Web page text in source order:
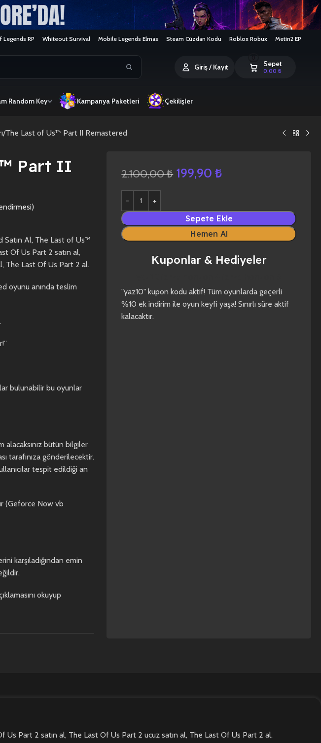
Legends RP Whiteout Survival Mobile Legends Elmas Steam Cüzdan Kodu Roblox Robux Metin2 EP
Giriş / Kayıt Sepet
0,00₺
Random Key Kampanya Paketleri Çekilişler
The Last of Us™ Part II Remastered
Part II
Satın Al, The Last of Us™
Of Us Part 2 satın al,
The Last Of Us Part 2 al.
oyunu anında teslim
bulunabilir bu oyunlar
bütün bilgiler
tarafınıza gönderilecektir.
tespit edildiği an
(Geforce Now vb
karşıladığından emin
okuyup
2.100,00₺ 199,90₺
Sepete Ekle
Hemen Al
Kuponlar & Hediyeler
"yaz10" kupon kodu aktif! Tüm oyunlarda geçerli
%10 ek indirim ile oyun keyfi yaşa! Sınırlı süre aktif
kalacaktır.
Part 2 satın al, The Last Of Us Part 2 ucuz satın al, The Last Of Us Part 2 al.